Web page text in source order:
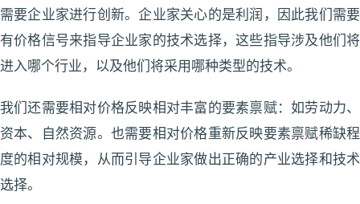
需要企业家进行创新。企业家关心的是利润，因此我们需要
有价格信号来指导企业家的技术选择，这些指导涉及他们将
进入哪个行业，以及他们将采用哪种类型的技术。
我们还需要相对价格反映相对丰富的要素禀赋：如劳动力、
资本、自然资源。也需要相对价格重新反映要素禀赋稀缺程
度的相对规模，从而引导企业家做出正确的产业选择和技术
选择。